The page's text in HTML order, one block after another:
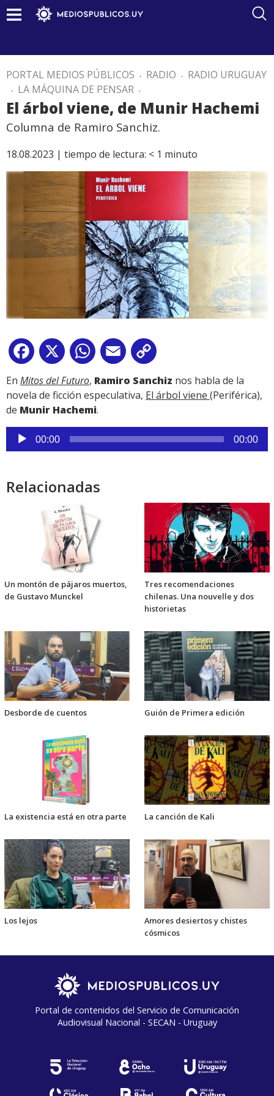
PORTAL MEDIOS PÚBLICOS . RADIO . RADIO URUGUAY
. LA MÁQUINA DE PENSAR .
El árbol viene, de Munir Hachemi
Columna de Ramiro Sanchiz.
18.08.2023 | tiempo de lectura: < 1 minuto
Facebook
X WhatsApp
Email
Link
En Mitos del Futuro, Ramiro Sanchiz nos habla de la
novela de ficción especulativa, El árbol viene (Periférica),
de Munir Hachemi.
Reproductor
de
00:00 00:00
Relacionadas
Un montón de pájaros muertos,
de Gustavo Munckel
Tres recomendaciones
chilenas. Una nouvelle y dos
historietas
Desborde de cuentos Guión de Primera edición
La existencia está en otra parte La canción de Kali
Los lejos
Amores desiertos y chistes
cósmicos
Portal de contenidos del Servicio de Comunicación
Audiovisual Nacional - SECAN - Uruguay